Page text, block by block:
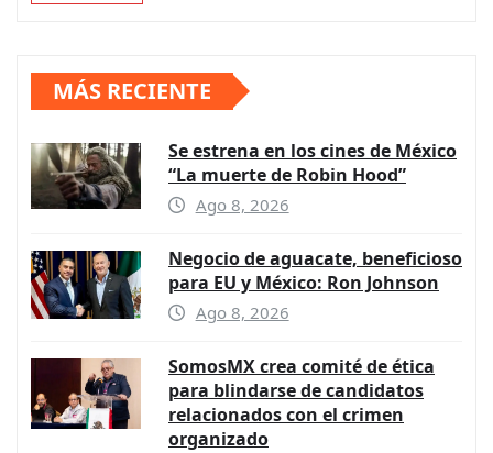
MÁS RECIENTE
Se estrena en los cines de México
“La muerte de Robin Hood”
Ago 8, 2026
Negocio de aguacate, beneficioso
para EU y México: Ron Johnson
Ago 8, 2026
SomosMX crea comité de ética
para blindarse de candidatos
relacionados con el crimen
organizado